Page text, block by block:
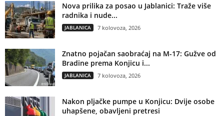
Nova prilika za posao u Jablanici: Traže više
radnika i nude...
JABLANICA 7 kolovoza, 2026
Znatno pojačan saobraćaj na M-17: Gužve od
Bradine prema Konjicu i...
JABLANICA 7 kolovoza, 2026
Nakon pljačke pumpe u Konjicu: Dvije osobe
uhapšene, obavljeni pretresi